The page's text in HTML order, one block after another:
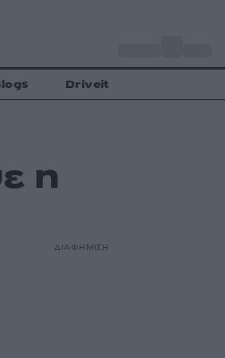
Driveit
η
ΔΙΑΦΗΜΙΣΗ